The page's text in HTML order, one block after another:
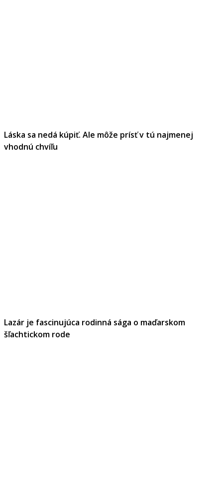
Láska sa nedá kúpiť. Ale môže prísť v tú najmenej
vhodnú chvíľu
Lazár je fascinujúca rodinná sága o maďarskom
šľachtickom rode